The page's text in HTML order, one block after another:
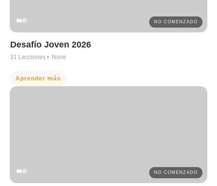
NO COMENZADO
Desafío Joven 2026
31 Lecciones • None
Aprender más
NO COMENZADO